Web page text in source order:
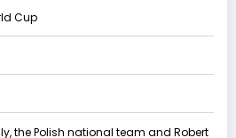
Cup
the Polish national team and Robert